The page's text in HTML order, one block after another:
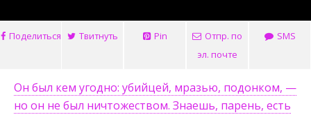
Поделиться Твитнуть Pin
Отпр. по
эл. почте
SMS
Он был кем угодно: убийцей, мразью, подонком, —
но он не был ничтожеством. Знаешь, парень, есть